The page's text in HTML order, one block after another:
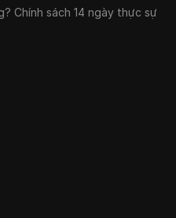
Chính sách 14 ngày thực sự